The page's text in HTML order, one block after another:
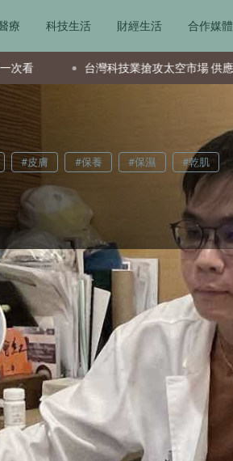
療 科技生活 財經生活 合作媒體
科技業搶攻太空市場 供應鏈成全球要角新星
#皮膚 #保養 #保濕 #乾肌